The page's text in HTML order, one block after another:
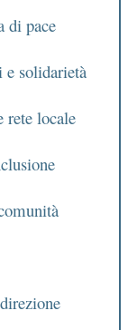
di pace
e solidarietà
rete locale